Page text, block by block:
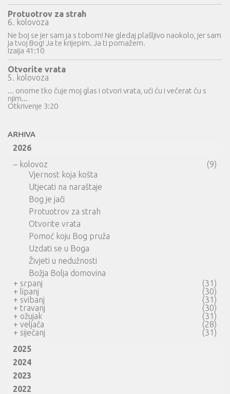
Protuotrov za strah
6. kolovoza
Ne boj se jer sam ja s tobom! Ne gledaj plašljivo naokolo, jer sam
ja tvoj Bog! Ja te krijepim. Ja ti pomažem.
Izaija 41:10
Otvorite vrata
5. kolovoza
... onome tko čuje moj glas i otvori vrata, ući ću i večerat ću s
njim...
Otkrivenje 3:20
ARHIVA
2026
– kolovoz
(9)
Vjernost koja košta
Utjecati na naraštaje
Bog je jači
Protuotrov za strah
Otvorite vrata
Pomoć koju Bog pruža
Uzdati se u Boga
Živjeti u nedužnosti
Božja Bolja domovina
+ srpanj
(31)
+ lipanj
(30)
+ svibanj
(31)
+ travanj
(30)
+ ožujak
(31)
+ veljača
(28)
+ siječanj
(31)
2025
2024
2023
2022